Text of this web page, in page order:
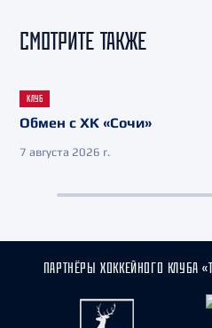
СМОТРИТЕ ТАКЖЕ
КЛУБ
Обмен с ХК «Сочи»
7 августа 2026 г.
ПАРТНЁРЫ ХОККЕЙНОГО КЛУБА